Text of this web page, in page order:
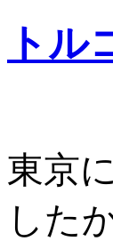
ト
東京
した